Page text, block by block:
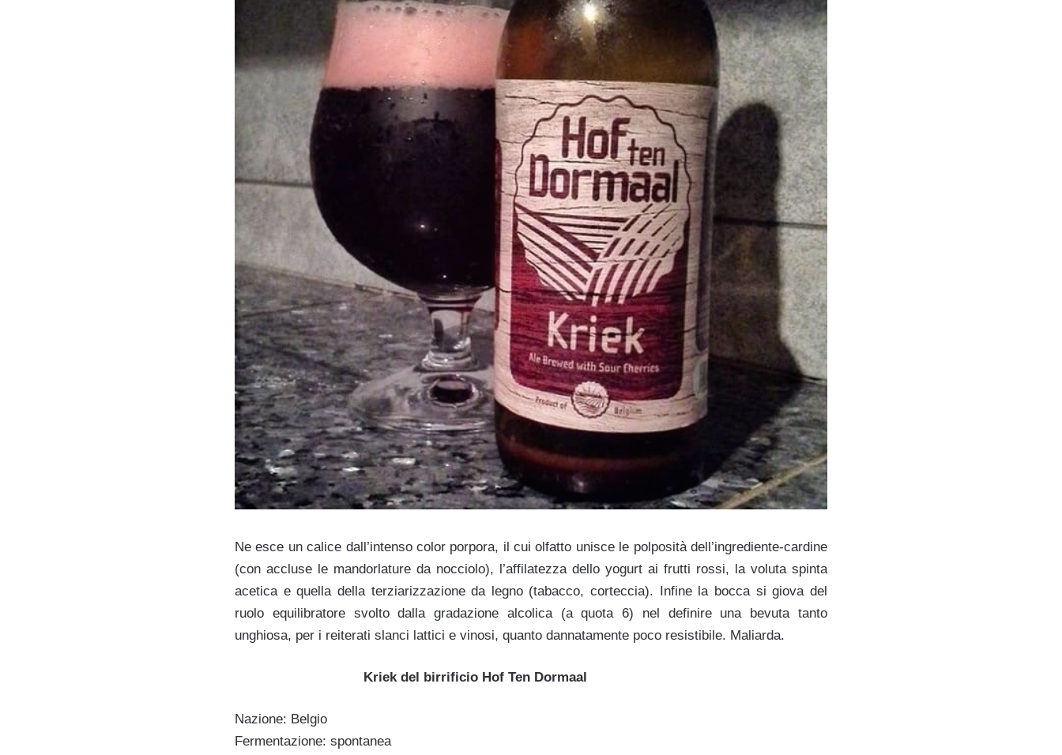
Ne esce un calice dall’intenso color porpora, il cui olfatto unisce le polposità dell’ingrediente-cardine
(con accluse le mandorlature da nocciolo), l’affilatezza dello yogurt ai frutti rossi, la voluta spinta
acetica e quella della terziarizzazione da legno (tabacco, corteccia). Infine la bocca si giova del
ruolo equilibratore svolto dalla gradazione alcolica (a quota 6) nel definire una bevuta tanto
unghiosa, per i reiterati slanci lattici e vinosi, quanto dannatamente poco resistibile. Maliarda.
Kriek del birrificio Hof Ten Dormaal
Nazione: Belgio
Fermentazione: spontanea